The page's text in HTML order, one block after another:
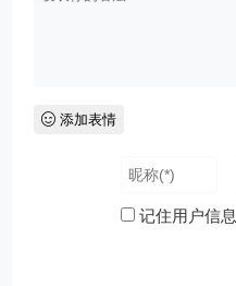
添加表情
记住用户信息